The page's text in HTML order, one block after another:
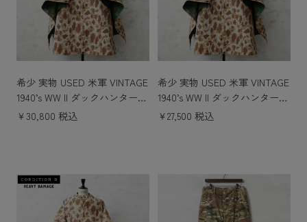
希少 実物 USED 米軍 VINTAGE
1940’s WW II ダックハンターカ
モ リバーシブル ポンチョ コン
￥30,800 税込
希少 実物 USED 米軍 VINTAGE
1940’s WW II ダックハンターカ
モ リバーシブル ポンチョ コン
￥27,500 税込